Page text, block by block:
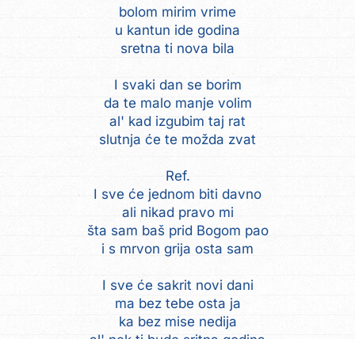
bolom mirim vrime
u kantun ide godina
sretna ti nova bila
I svaki dan se borim
da te malo manje volim
al' kad izgubim taj rat
slutnja će te možda zvat
Ref.
I sve će jednom biti davno
ali nikad pravo mi
šta sam baš prid Bogom pao
i s mrvon grija osta sam
I sve će sakrit novi dani
ma bez tebe osta ja
ka bez mise nedija